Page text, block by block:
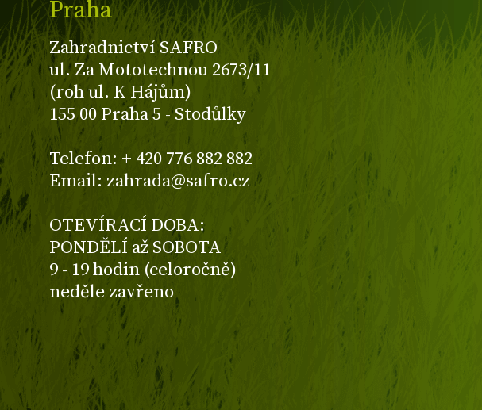
Praha
Zahradnictví SAFRO
ul. Za Mototechnou 2673/11
(roh ul. K Hájům)
155 00 Praha 5 - Stodůlky
Telefon: + 420 776 882 882
Email: zahrada@safro.cz
OTEVÍRACÍ DOBA:
PONDĚLÍ až SOBOTA
9 - 19 hodin (celoročně)
neděle zavřeno